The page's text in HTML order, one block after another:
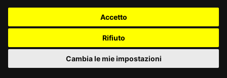
Accetto
Rifiuto
Cambia le mie impostazioni
legge n. 56 del 2014 – la necessaria continuità
dell’azione amministrativa (sentenza n. 252 del
2016). A questo non semplice innesto di
personale in mobilità nell’assetto organizzativo
regionale si collega una scelta discrezionale
ispirata al principio di buon andamento e di